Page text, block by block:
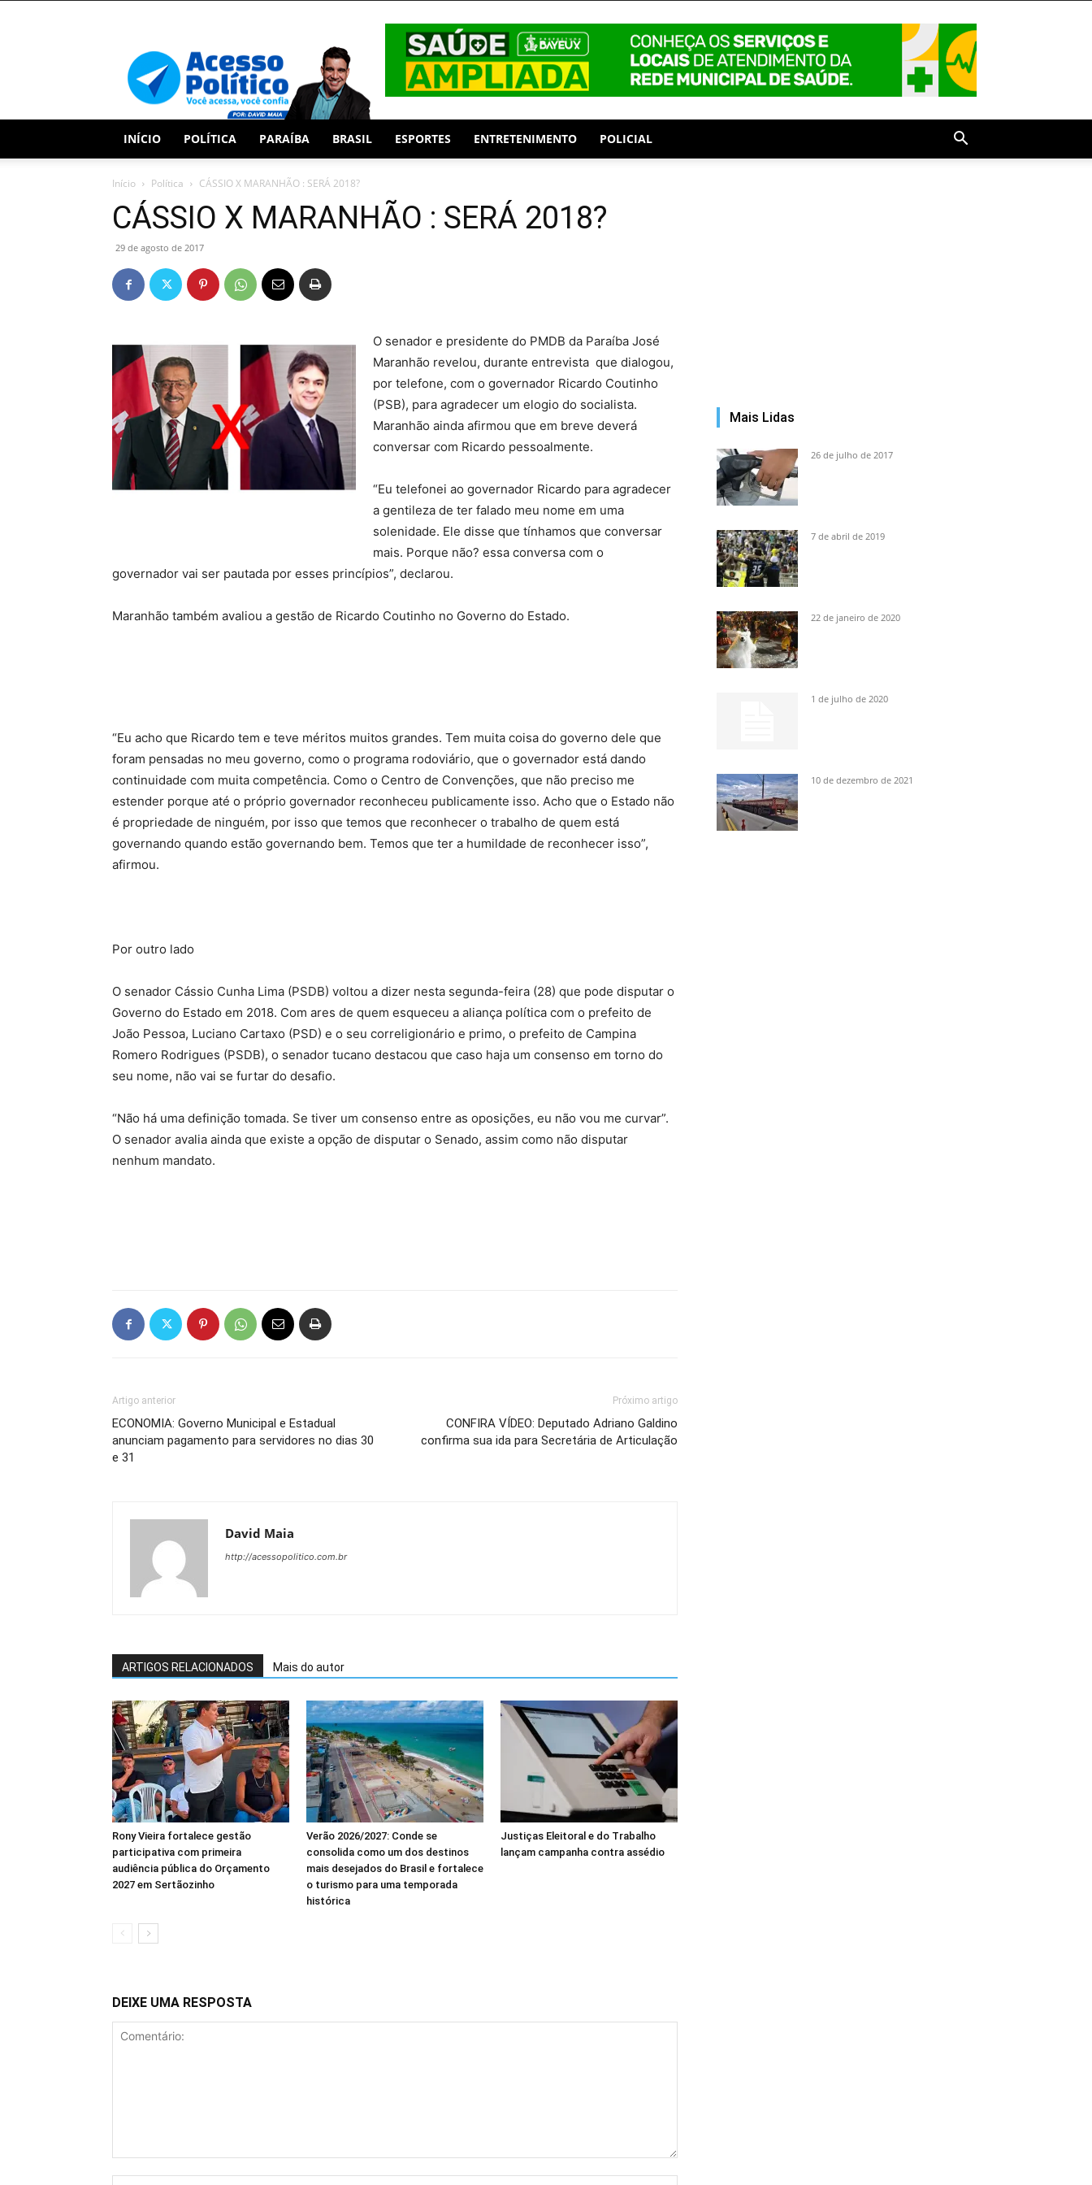
INÍCIO POLÍTICA PARAÍBA BRASIL ESPORTES ENTRETENIMENTO POLICIAL
Início Política CÁSSIO X MARANHÃO : SERÁ 2018?
CÁSSIO X MARANHÃO : SERÁ 2018?
29 de agosto de 2017
O senador e presidente do PMDB da Paraíba José
Maranhão revelou, durante entrevista que dialogou,
por telefone, com o governador Ricardo Coutinho
(PSB), para agradecer um elogio do socialista.
Maranhão ainda afirmou que em breve deverá
conversar com Ricardo pessoalmente.
“Eu telefonei ao governador Ricardo para agradecer
a gentileza de ter falado meu nome em uma
solenidade. Ele disse que tínhamos que conversar
mais. Porque não? essa conversa com o
governador vai ser pautada por esses princípios”, declarou.
Maranhão também avaliou a gestão de Ricardo Coutinho no Governo do Estado.
“Eu acho que Ricardo tem e teve méritos muitos grandes. Tem muita coisa do governo dele que
foram pensadas no meu governo, como o programa rodoviário, que o governador está dando
continuidade com muita competência. Como o Centro de Convenções, que não preciso me
estender porque até o próprio governador reconheceu publicamente isso. Acho que o Estado não
é propriedade de ninguém, por isso que temos que reconhecer o trabalho de quem está
governando quando estão governando bem. Temos que ter a humildade de reconhecer isso”,
afirmou.
Por outro lado
O senador Cássio Cunha Lima (PSDB) voltou a dizer nesta segunda-feira (28) que pode disputar o
Governo do Estado em 2018. Com ares de quem esqueceu a aliança política com o prefeito de
João Pessoa, Luciano Cartaxo (PSD) e o seu correligionário e primo, o prefeito de Campina
Romero Rodrigues (PSDB), o senador tucano destacou que caso haja um consenso em torno do
seu nome, não vai se furtar do desafio.
“Não há uma definição tomada. Se tiver um consenso entre as oposições, eu não vou me curvar”.
O senador avalia ainda que existe a opção de disputar o Senado, assim como não disputar
nenhum mandato.
Artigo anterior
ECONOMIA: Governo Municipal e Estadual
anunciam pagamento para servidores no dias 30
e 31
Próximo artigo
CONFIRA VÍDEO: Deputado Adriano Galdino
confirma sua ida para Secretária de Articulação
David Maia
http://acessopolitico.com.br
ARTIGOS RELACIONADOS Mais do autor
Rony Vieira fortalece gestão
participativa com primeira
audiência pública do Orçamento
2027 em Sertãozinho
Verão 2026/2027: Conde se
consolida como um dos destinos
mais desejados do Brasil e fortalece
o turismo para uma temporada
histórica
Justiças Eleitoral e do Trabalho
lançam campanha contra assédio
DEIXE UMA RESPOSTA
Mais Lidas
26 de julho de 2017
7 de abril de 2019
22 de janeiro de 2020
1 de julho de 2020
10 de dezembro de 2021